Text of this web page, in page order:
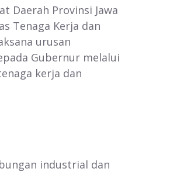
Provinsi Jawa
Tenaga Kerja dan
urusan
Gubernur melalui
kerja dan
industrial dan